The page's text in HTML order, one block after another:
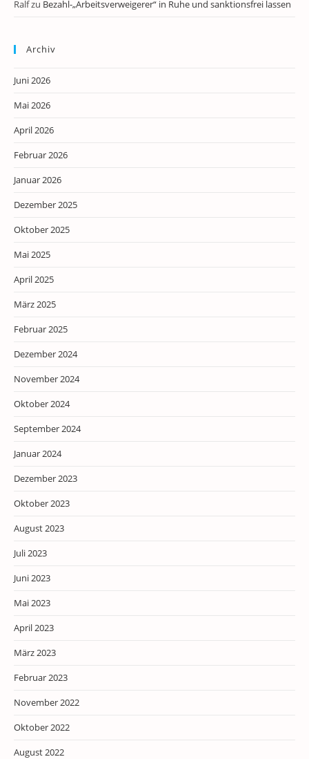
Ralfzu Bezahl-„Arbeitsverweigerer“ in Ruhe und sanktionsfrei lassen
Archiv
Juni 2026
Mai 2026
April 2026
Februar 2026
Januar 2026
Dezember 2025
Oktober 2025
Mai 2025
April 2025
März 2025
Februar 2025
Dezember 2024
November 2024
Oktober 2024
September 2024
Januar 2024
Dezember 2023
Oktober 2023
August 2023
Juli 2023
Juni 2023
Mai 2023
April 2023
März 2023
Februar 2023
November 2022
Oktober 2022
August 2022